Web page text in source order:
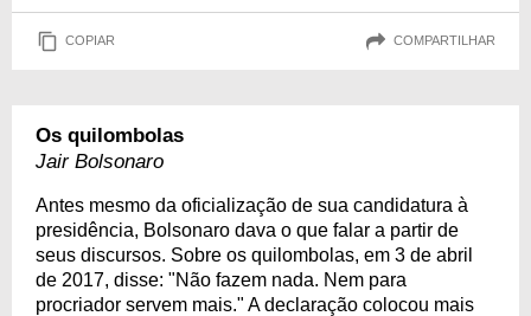
COPIAR COMPARTILHAR
Os quilombolas
Jair Bolsonaro
Antes mesmo da oficialização de sua candidatura à
presidência, Bolsonaro dava o que falar a partir de
seus discursos. Sobre os quilombolas, em 3 de abril
de 2017, disse: "Não fazem nada. Nem para
procriador servem mais." A declaração colocou mais